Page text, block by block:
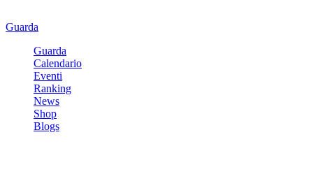
Guarda
Guarda
Calendario
Eventi
Ranking
News
Shop
Blogs